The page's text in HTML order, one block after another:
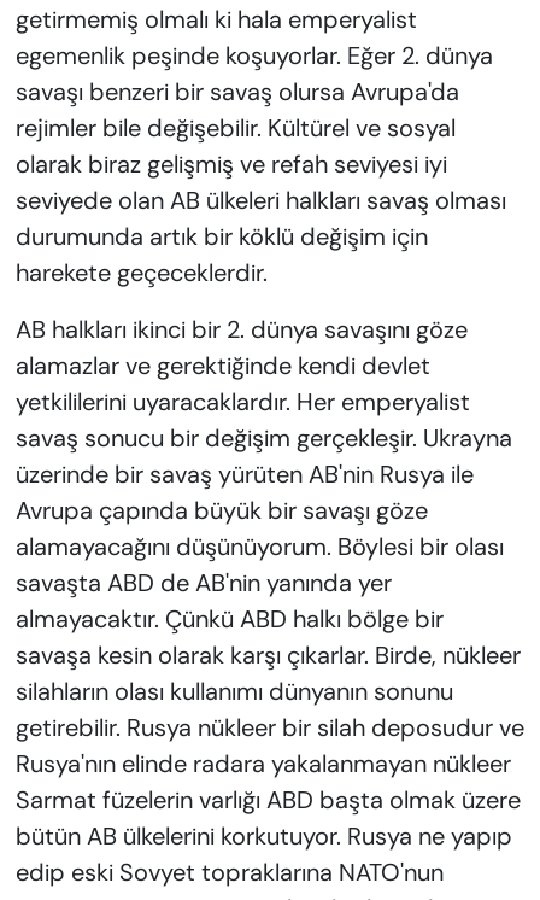
getirmemiş olmalı ki hala emperyalist
egemenlik peşinde koşuyorlar. Eğer 2. dünya
savaşı benzeri bir savaş olursa Avrupa'da
rejimler bile değişebilir. Kültürel ve sosyal
olarak biraz gelişmiş ve refah seviyesi iyi
seviyede olan AB ülkeleri halkları savaş olması
durumunda artık bir köklü değişim için
harekete geçeceklerdir.
AB halkları ikinci bir 2. dünya savaşını göze
alamazlar ve gerektiğinde kendi devlet
yetkililerini uyaracaklardır. Her emperyalist
savaş sonucu bir değişim gerçekleşir. Ukrayna
üzerinde bir savaş yürüten AB'nin Rusya ile
Avrupa çapında büyük bir savaşı göze
alamayacağını düşünüyorum. Böylesi bir olası
savaşta ABD de AB'nin yanında yer
almayacaktır. Çünkü ABD halkı bölge bir
savaşa kesin olarak karşı çıkarlar. Birde, nükleer
silahların olası kullanımı dünyanın sonunu
getirebilir. Rusya nükleer bir silah deposudur ve
Rusya'nın elinde radara yakalanmayan nükleer
Sarmat füzelerin varlığı ABD başta olmak üzere
bütün AB ülkelerini korkutuyor. Rusya ne yapıp
edip eski Sovyet topraklarına NATO'nun